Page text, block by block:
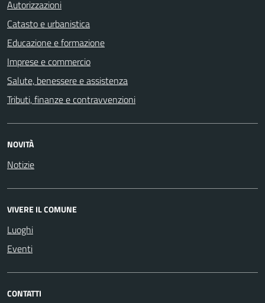
Autorizzazioni
Catasto e urbanistica
Educazione e formazione
Imprese e commercio
Salute, benessere e assistenza
Tributi, finanze e contravvenzioni
NOVITÀ
Notizie
VIVERE IL COMUNE
Luoghi
Eventi
CONTATTI